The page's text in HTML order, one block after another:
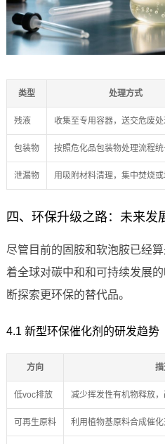
类型 处理方式
残液 收集至专用容器，送交危废
包装物 按照危化品包装物处理流程
泄漏物 用吸附材料清理，集中焚烧
四、环保升级之路：未来发
尽管目前的固胺和软泡胺已经
着全球对碳中和和可持续发展
断探索更环保的替代品。
4.1 新型环保催化剂的研发趋势
方向
低voc排放 减少挥发性有机物释放
可再生原料 利用植物基原料合成催